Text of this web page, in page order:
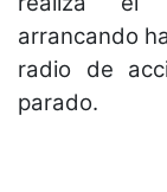
arrancando
radio de
parado.